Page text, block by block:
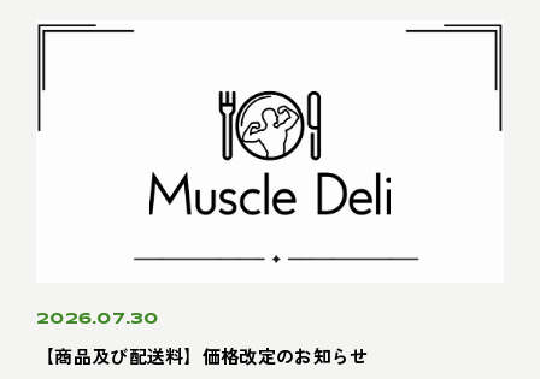
2026.07.30
【商品及び配送料】価格改定のお知らせ